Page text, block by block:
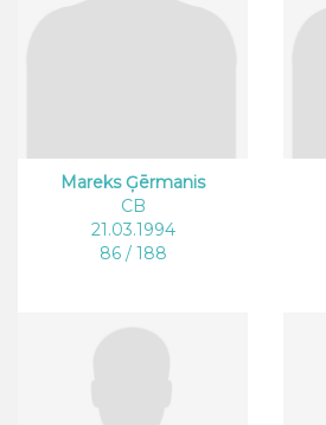
Mareks Ģērmanis
CB
21.03.1994
86 / 188